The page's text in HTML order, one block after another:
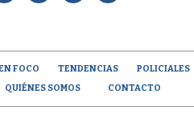
FOCO TENDENCIAS POLICIALES
QUIÉNES SOMOS CONTACTO